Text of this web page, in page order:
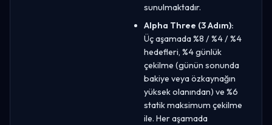
sunulmaktadır.
Alpha Three (3 Adım):
Üç aşamada %8 / %4 / %4
hedefleri, %4 günlük
çekilme (günün sonunda
bakiye veya özkaynağın
yüksek olanından) ve %6
statik maksimum çekilme
ile. Her aşamada